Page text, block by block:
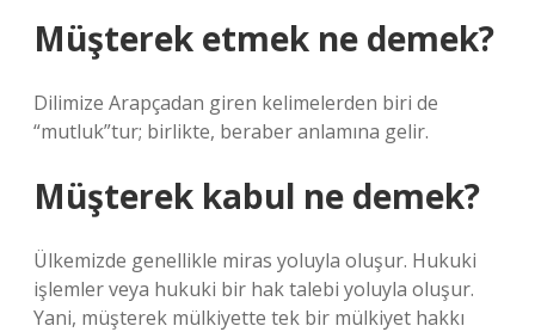
Müşterek etmek ne demek?
Dilimize Arapçadan giren kelimelerden biri de
“mutluk”tur; birlikte, beraber anlamına gelir.
Müşterek kabul ne demek?
Ülkemizde genellikle miras yoluyla oluşur. Hukuki
işlemler veya hukuki bir hak talebi yoluyla oluşur.
Yani, müşterek mülkiyette tek bir mülkiyet hakkı